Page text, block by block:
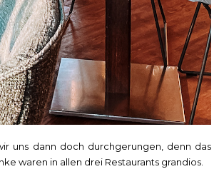
uns dann doch durchgerungen, denn das
waren in allen drei Restaurants grandios.